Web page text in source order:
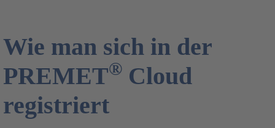
Wie man sich in der
PREMET® Cloud
registriert